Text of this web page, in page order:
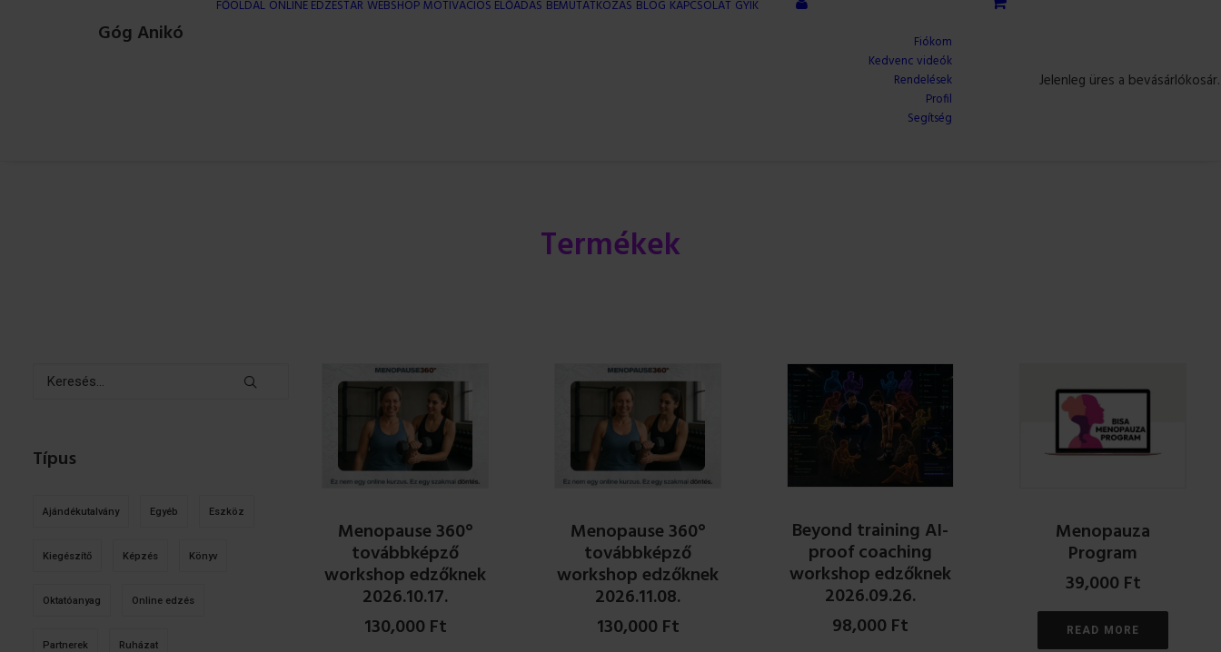
Góg Anikó
FŐOLDAL ONLINE EDZÉSTÁR WEBSHOPMOTIVÁCIÓS ELŐADÁS BEMUTATKOZÁS BLOG KAPCSOLAT GYIK
Fiókom
Kedvenc videók
Rendelések
Profil
Segítség
Jelenleg üres a bevásárlókosár.
Termékek
Típus
Ajándékutalvány Egyéb Eszköz
Kiegészítő Képzés Könyv
Oktatóanyag Online edzés
Partnerek Ruházat
Menopause 360°
továbbképző
workshop edzőknek
2026.10.17.
130,000Ft
Menopause 360°
továbbképző
workshop edzőknek
2026.11.08.
130,000Ft
Beyond training AI-
proof coaching
workshop edzőknek
2026.09.26.
98,000Ft
Menopauza
Program
39,000Ft
READ MORE